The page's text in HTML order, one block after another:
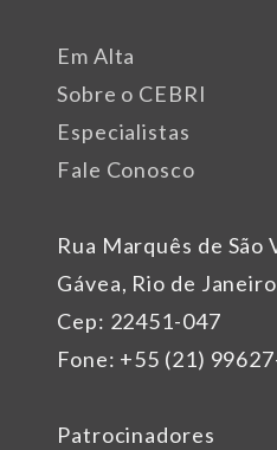
Rua Marquês de São
Gávea, Rio de
Cep: 22451-047
Fone: +55 (21)
Em Alta
Sobre o CEBRI
Especialistas
Fale Conosco
Patrocinadores